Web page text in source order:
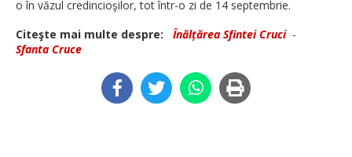
o în văzul credincioşilor, tot într-o zi de 14 septembrie.
Citeşte mai multe despre:
Înălțărea Sfintei Cruci-
Sfanta Cruce